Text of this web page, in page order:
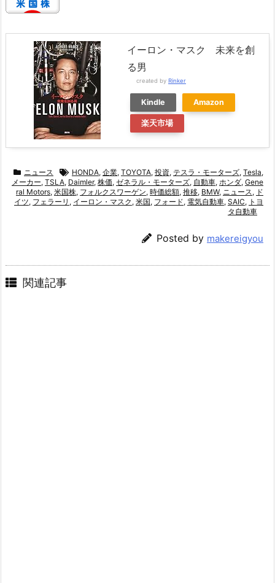
イーロン・マスク 未来を創
る男
created by Rinker
Kindle Amazon
楽天市場
ニュース HONDA, 企業, TOYOTA, 投資, テスラ・モーターズ, Tesla,
メーカー, TSLA, Daimler, 株価, ゼネラル・モーターズ, 自動車, ホンダ, Gene
ral Motors, 米国株, フォルクスワーゲン, 時価総額, 推移, BMW, ニュース , ド
イツ, フェラーリ , イーロン・マスク , 米国, フォード, 電気自動車, SAIC, トヨ
タ自動車
Posted by makereigyou
関連記事